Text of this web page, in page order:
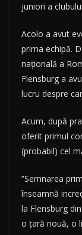
juniori a
Acolo a avut
prima echipă.
națională a
Flensburg a
lucru despre
Acum, după
oferit primul
(probabil) cel
”Semnarea
înseamnă
la Flensburg
o țară nouă, o